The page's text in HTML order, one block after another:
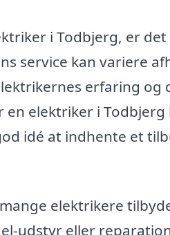
i Todbjerg, er
service kan variere
erfaring og
elektriker i Todbjerg
idé at indhente et
elektrikere
udstyr eller